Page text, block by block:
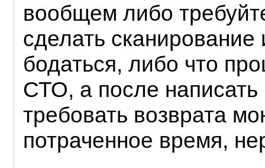
вообщем либо
сделать
бодаться, либо что
СТО, а после
требовать возврата
потраченное время,